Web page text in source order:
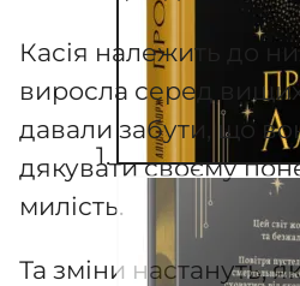
Касія належить до
виросла серед
давали забути, що
дякувати своєму
милість.
Та зміни настануть,